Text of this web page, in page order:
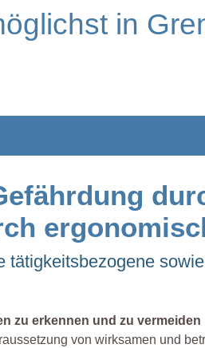
in
zu erkennen und zu vermeiden
von wirksamen und